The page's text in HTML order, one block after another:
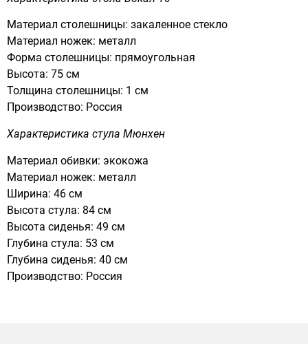
Материал столешницы: закаленное стекло
Материал ножек: металл
Форма столешницы: прямоугольная
Высота: 75 см
Толщина столешницы: 1 см
Производство: Россия
Характеристика стула Мюнхен
Материал обивки: экокожа
Материал ножек: металл
Ширина: 46 см
Высота стула: 84 см
Высота сиденья: 49 см
Глубина стула: 53 см
Глубина сиденья: 40 см
Производство: Россия